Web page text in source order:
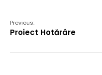
Previous:
Proiect Hotărâre